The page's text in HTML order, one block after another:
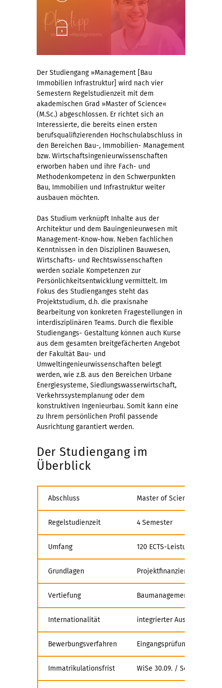
Unlock
Der Studiengang »Management [Bau
Immobilien Infrastruktur] wird nach vier
Semestern Regelstudienzeit mit dem
akademischen Grad »Master of Science«
(M.Sc.) abgeschlossen. Er richtet sich an
Interessierte, die bereits einen ersten
berufsqualifizierenden Hochschulabschluss in
den Bereichen Bau-, Immobilien- Management
bzw. Wirtschaftsingenieurwissenschaften
erworben haben und ihre Fach- und
Methodenkompetenz in den Schwerpunkten
Bau, Immobilien und Infrastruktur weiter
ausbauen möchten.
Das Studium verknüpft Inhalte aus der
Architektur und dem Bauingenieurwesen mit
Management-Know-how. Neben fachlichen
Kenntnissen in den Disziplinen Bauwesen,
Wirtschafts- und Rechtswissenschaften
werden soziale Kompetenzen zur
Persönlichkeitsentwicklung vermittelt. Im
Fokus des Studienganges steht das
Projektstudium, d.h. die praxisnahe
Bearbeitung von konkreten Fragestellungen in
interdisziplinären Teams. Durch die flexible
Studiengangs- Gestaltung können auch Kurse
aus dem gesamten breitgefächerten Angebot
der Fakultät Bau- und
Umweltingenieurwissenschaften belegt
werden, wie z.B. aus den Bereichen Urbane
Energiesysteme, Siedlungswasserwirtschaft,
Verkehrssystemplanung oder dem
konstruktiven Ingenieurbau. Somit kann eine
zu Ihrem persönlichen Profil passende
Ausrichtung garantiert werden.
Der Studiengang im
Überblick
Abschluss Master of Science
Regelstudienzeit 4 Semester
Umfang 120 ECTS-
Grundlagen Projektfinanzierung,
Vertiefung Baumanagement,
Internationalität integrierter
Bewerbungsverfahren Eingangsprüfung, Online-
Immatrikulationsfrist WiSe 30.09. / SoSe 31.03.